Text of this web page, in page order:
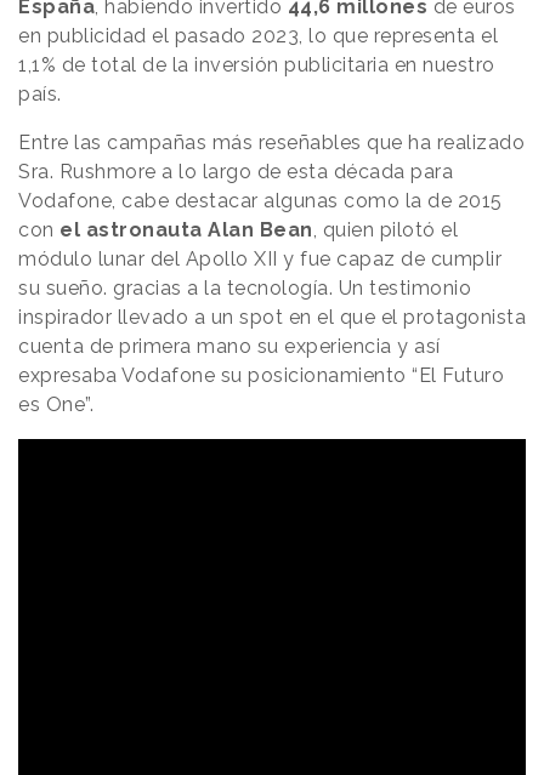
España, habiendo invertido 44,6 millones de euros
en publicidad el pasado 2023, lo que representa el
1,1% de total de la inversión publicitaria en nuestro
país.
Entre las campañas más reseñables que ha realizado
Sra. Rushmore a lo largo de esta década para
Vodafone, cabe destacar algunas como la de 2015
con el astronauta Alan Bean, quien pilotó el
módulo lunar del Apollo XII y fue capaz de cumplir
su sueño. gracias a la tecnología. Un testimonio
inspirador llevado a un spot en el que el protagonista
cuenta de primera mano su experiencia y así
expresaba Vodafone su posicionamiento “El Futuro
es One”.